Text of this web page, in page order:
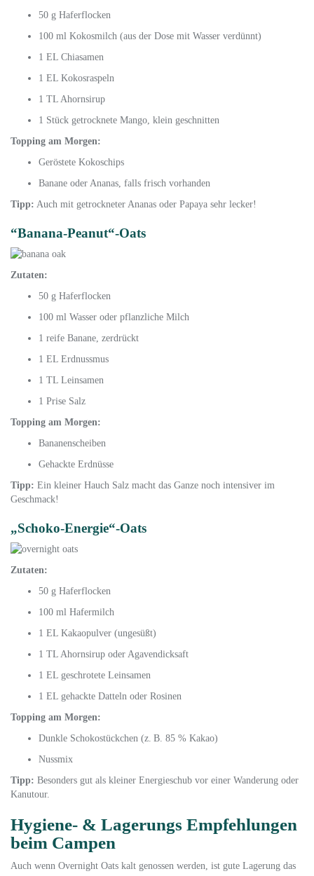
50 g Haferflocken
100 ml Kokosmilch (aus der Dose mit Wasser verdünnt)
1 EL Chiasamen
1 EL Kokosraspeln
1 TL Ahornsirup
1 Stück getrocknete Mango, klein geschnitten
Topping am Morgen:
Geröstete Kokoschips
Banane oder Ananas, falls frisch vorhanden
Tipp: Auch mit getrockneter Ananas oder Papaya sehr lecker!
“Banana-Peanut“-Oats
Zutaten:
50 g Haferflocken
100 ml Wasser oder pflanzliche Milch
1 reife Banane, zerdrückt
1 EL Erdnussmus
1 TL Leinsamen
1 Prise Salz
Topping am Morgen:
Bananenscheiben
Gehackte Erdnüsse
Tipp: Ein kleiner Hauch Salz macht das Ganze noch intensiver im
Geschmack!
„Schoko-Energie“-Oats
Zutaten:
50 g Haferflocken
100 ml Hafermilch
1 EL Kakaopulver (ungesüßt)
1 TL Ahornsirup oder Agavendicksaft
1 EL geschrotete Leinsamen
1 EL gehackte Datteln oder Rosinen
Topping am Morgen:
Dunkle Schokostückchen (z. B. 85 % Kakao)
Nussmix
Tipp: Besonders gut als kleiner Energieschub vor einer Wanderung oder
Kanutour.
Hygiene- & Lagerungs Empfehlungen
beim Campen
Auch wenn Overnight Oats kalt genossen werden, ist gute Lagerung das